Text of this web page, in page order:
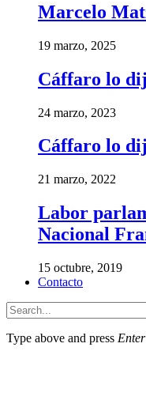
Marcelo
19 marzo, 2025
Cáffaro lo
24 marzo, 2023
Cáffaro lo
21 marzo, 2022
Labor
Nacional
15 octubre, 2019
Contacto
Type above and press Enter